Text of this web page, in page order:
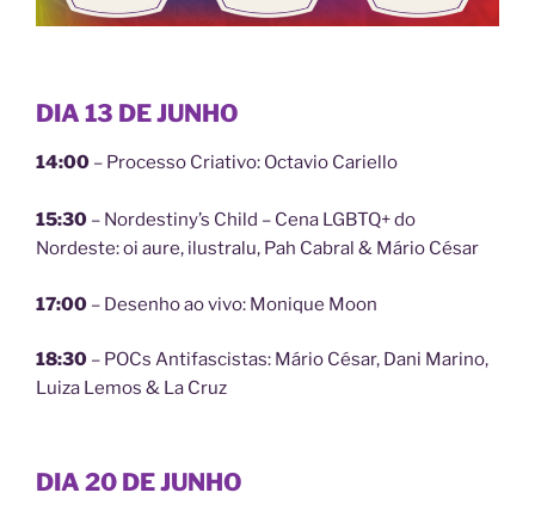
DIA 13 DE JUNHO
14:00 – Processo Criativo: Octavio Cariello
15:30 – Nordestiny’s Child – Cena LGBTQ+ do
Nordeste: oi aure, ilustralu, Pah Cabral & Mário César
17:00 – Desenho ao vivo: Monique Moon
18:30 – POCs Antifascistas: Mário César, Dani Marino,
Luiza Lemos & La Cruz
DIA 20 DE JUNHO